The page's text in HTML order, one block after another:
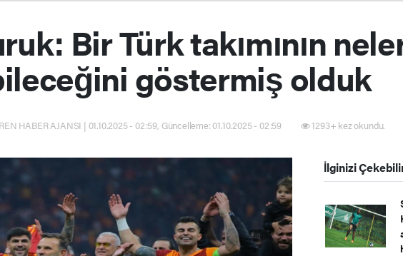
Bir Türk takımının
göstermiş olduk
HABER AJANSI | 01.10.2025 - 02:59, Güncelleme: 01.10.2025 - 02:59 1293+ kez okundu.
İlginizi